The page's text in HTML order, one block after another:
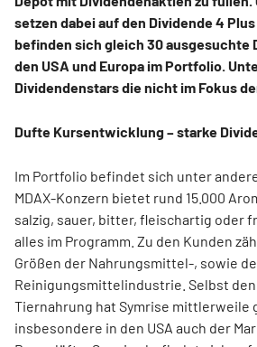
setzen dabei auf den Dividende 4
befinden sich gleich 30 ausgesuchte
den USA und Europa im Portfolio.
Dividendenstars die nicht im Fokus
Dufte Kursentwicklung – starke
Im Portfolio befindet sich unter
MDAX-Konzern bietet rund 15.000
salzig, sauer, bitter, fleischartig oder
alles im Programm. Zu den Kunden
Größen der Nahrungsmittel-, sowie
Reinigungsmittelindustrie. Selbst den
Tiernahrung hat Symrise mittlerweile
insbesondere in den USA auch der